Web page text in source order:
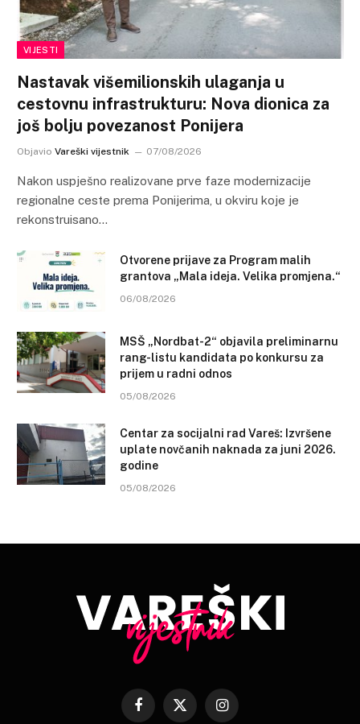
VIJESTI
Nastavak višemilionskih ulaganja u
cestovnu infrastrukturu: Nova dionica za
još bolju povezanost Ponijera
Objavio Vareški vijestnik 07/08/2026
Nakon uspješno realizovane prve faze modernizacije
regionalne ceste prema Ponijerima, u okviru koje je
rekonstruisano…
Otvorene prijave za Program malih
grantova „Mala ideja. Velika promjena.“
06/08/2026
MSŠ „Nordbat-2“ objavila preliminarnu
rang-listu kandidata po konkursu za
prijem u radni odnos
05/08/2026
Centar za socijalni rad Vareš: Izvršene
uplate novčanih naknada za juni 2026.
godine
05/08/2026
Facebook
X
Instagram